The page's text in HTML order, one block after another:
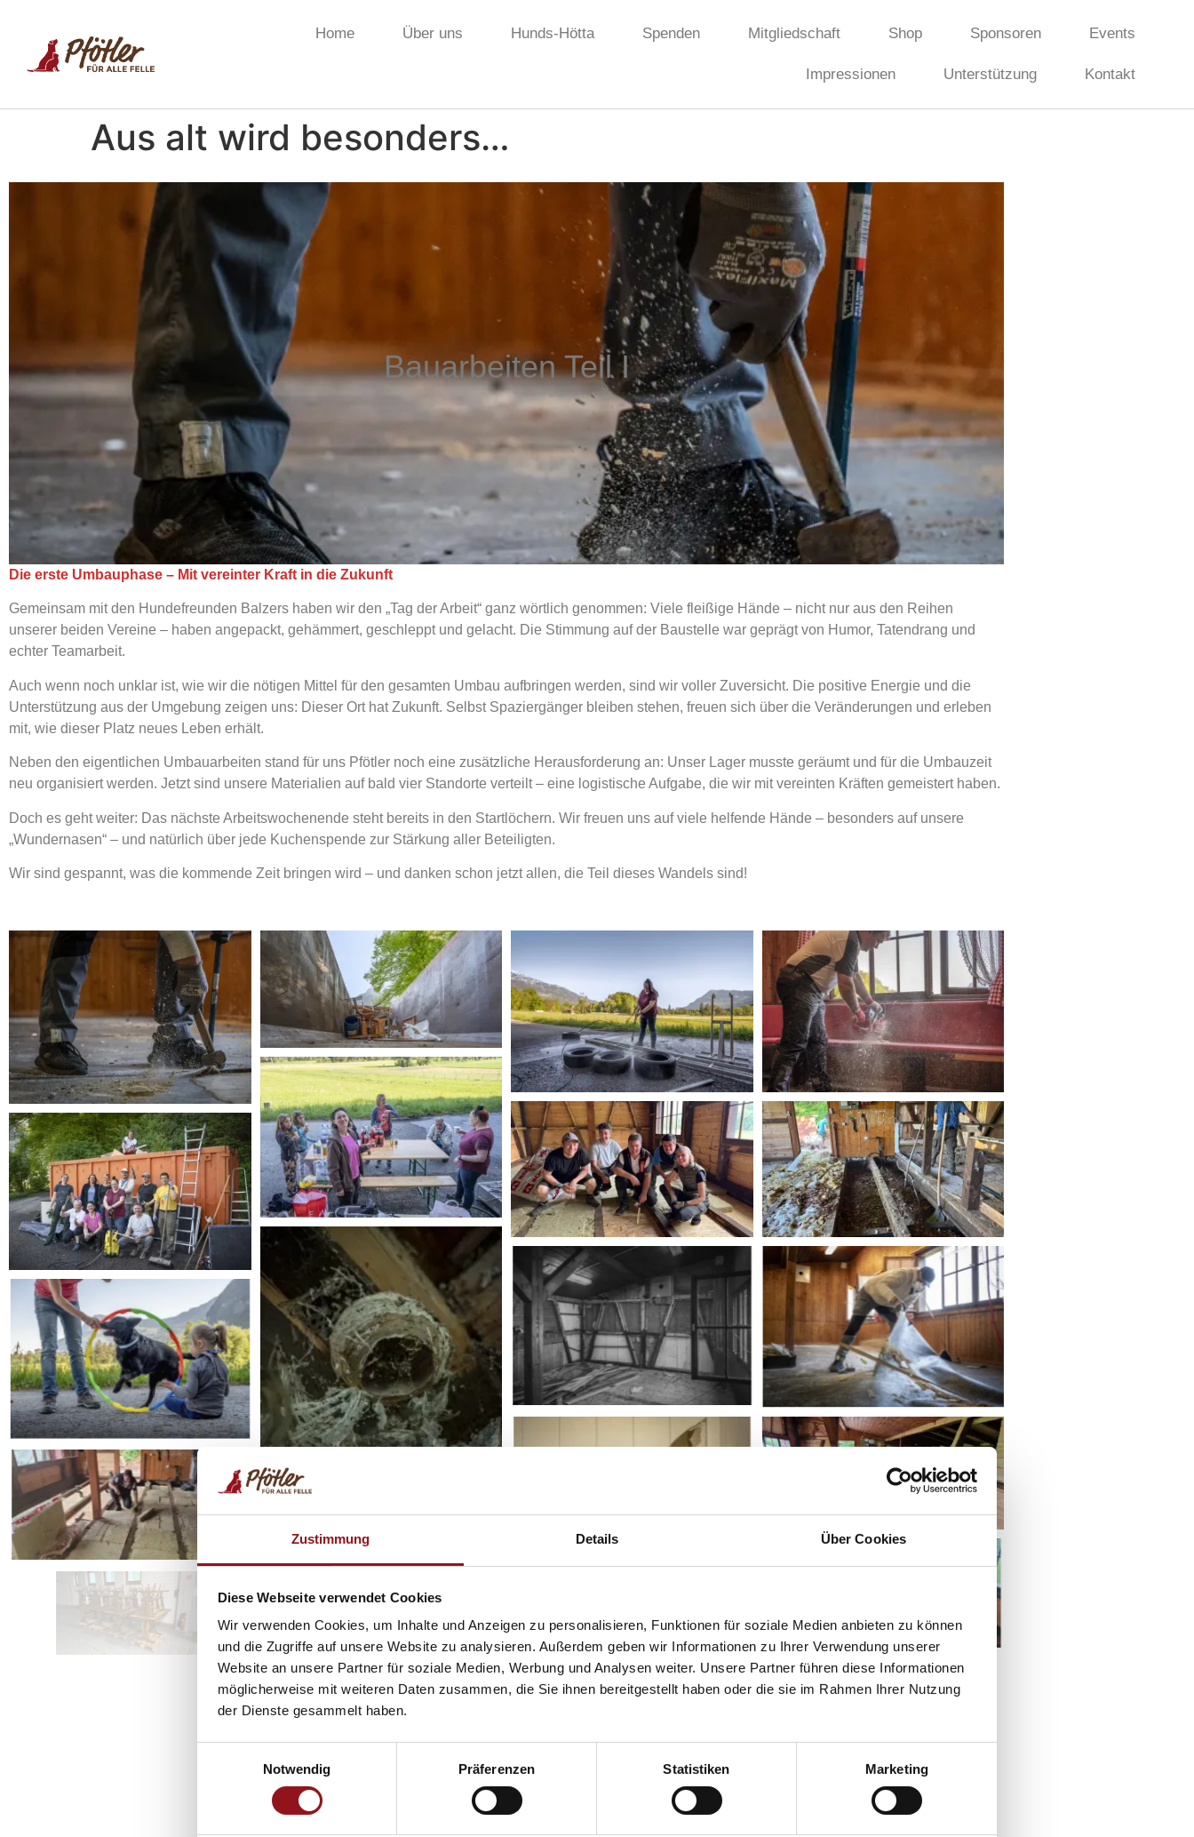
Zustimmung Details Über Cookies
Diese Webseite verwendet Cookies
Wir verwenden Cookies, um Inhalte und Anzeigen zu personalisieren, Funktionen für soziale Medien anbieten zu können
und die Zugriffe auf unsere Website zu analysieren. Außerdem geben wir Informationen zu Ihrer Verwendung unserer
Website an unsere Partner für soziale Medien, Werbung und Analysen weiter. Unsere Partner führen diese Informationen
möglicherweise mit weiteren Daten zusammen, die Sie ihnen bereitgestellt haben oder die sie im Rahmen Ihrer Nutzung
der Dienste gesammelt haben.
Notwendig
Präferenzen Statistiken Marketing
Home Über uns Hunds-Hötta Spenden Mitgliedschaft Shop Sponsoren Events
Impressionen Unterstützung Kontakt
Aus alt wird besonders…
Bauarbeiten Teil I
Die erste Umbauphase – Mit vereinter Kraft in die Zukunft
Gemeinsam mit den Hundefreunden Balzers haben wir den „Tag der Arbeit“ ganz wörtlich genommen: Viele fleißige Hände – nicht nur aus den Reihen
unserer beiden Vereine – haben angepackt, gehämmert, geschleppt und gelacht. Die Stimmung auf der Baustelle war geprägt von Humor, Tatendrang und
echter Teamarbeit.
Auch wenn noch unklar ist, wie wir die nötigen Mittel für den gesamten Umbau aufbringen werden, sind wir voller Zuversicht. Die positive Energie und die
Unterstützung aus der Umgebung zeigen uns: Dieser Ort hat Zukunft. Selbst Spaziergänger bleiben stehen, freuen sich über die Veränderungen und erleben
mit, wie dieser Platz neues Leben erhält.
Neben den eigentlichen Umbauarbeiten stand für uns Pfötler noch eine zusätzliche Herausforderung an: Unser Lager musste geräumt und für die Umbauzeit
neu organisiert werden. Jetzt sind unsere Materialien auf bald vier Standorte verteilt – eine logistische Aufgabe, die wir mit vereinten Kräften gemeistert haben.
Doch es geht weiter: Das nächste Arbeitswochenende steht bereits in den Startlöchern. Wir freuen uns auf viele helfende Hände – besonders auf unsere
„Wundernasen“ – und natürlich über jede Kuchenspende zur Stärkung aller Beteiligten.
Wir sind gespannt, was die kommende Zeit bringen wird – und danken schon jetzt allen, die Teil dieses Wandels sind!